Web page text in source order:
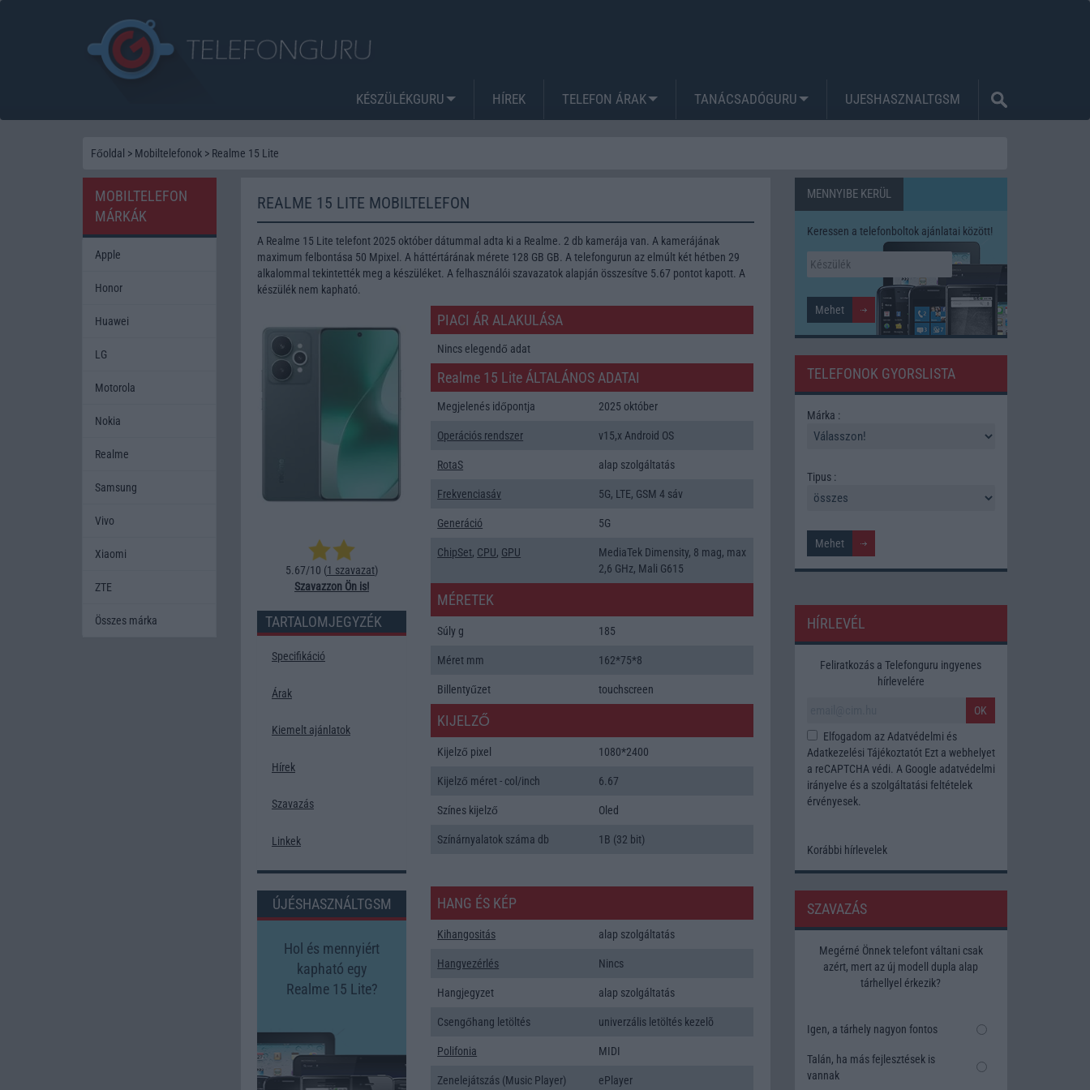
KÉSZÜLÉKGURU HÍREK TELEFON ÁRAK TANÁCSADÓGURU UJESHASZNALTGSM
Főoldal > Mobiltelefonok > Realme 15 Lite
REALME 15 LITE MOBILTELEFON
A Realme 15 Lite telefont 2025 október dátummal adta ki a Realme. 2 db kamerája van. A kamerájának
maximum felbontása 50 Mpixel. A háttértárának mérete 128 GB GB. A telefongurun az elmúlt két hétben 29
alkalommal tekintették meg a készüléket. A felhasználói szavazatok alapján összesítve 5.67 pontot kapott. A
készülék nem kapható.
5.67/10 (1 szavazat)
Szavazzon Ön is!
TARTALOMJEGYZÉK
Specifikáció
Árak
Kiemelt ajánlatok
Hírek
Szavazás
Linkek
ÚJÉSHASZNÁLTGSM
Hol és mennyiért
kapható egy
Realme 15 Lite?
PIACI ÁR ALAKULÁSA
Nincs elegendő adat
Realme 15 Lite ÁLTALÁNOS ADATAI
Megjelenés időpontja 2025 október
Operációs rendszer v15,x Android OS
RotaS alap szolgáltatás
Frekvenciasáv 5G, LTE, GSM 4 sáv
Generáció 5G
ChipSet, CPU, GPU
MediaTek Dimensity, 8 mag, max
2,6 GHz, Mali G615
MÉRETEK
Súly g 185
Méret mm 162*75*8
Billentyűzet touchscreen
KIJELZŐ
Kijelző pixel 1080*2400
Kijelző méret - col/inch 6.67
Színes kijelző Oled
Színárnyalatok száma db 1B (32 bit)
HANG ÉS KÉP
Kihangositás alap szolgáltatás
Hangvezérlés Nincs
Hangjegyzet alap szolgáltatás
Csengőhang letöltés univerzális letöltés kezelõ
Polifonia MIDI
Zenelejátszás (Music Player) ePlayer
MENNYIBE KERÜL
Keressen a telefonboltok ajánlatai között!
TELEFONOK GYORSLISTA
Márka :
Tipus :
HÍRLEVÉL
Feliratkozás a Telefonguru ingyenes
hírlevelére
OK
Elfogadom az Adatvédelmi és
Adatkezelési TájékoztatótEzt a webhelyet
a reCAPTCHA védi. A Google adatvédelmi
irányelve és a szolgáltatási feltételek
érvényesek.
Korábbi hírlevelek
SZAVAZÁS
Megérné Önnek telefont váltani csak
azért, mert az új modell dupla alap
tárhellyel érkezik?
Igen, a tárhely nagyon fontos
Talán, ha más fejlesztések is
vannak
MOBILTELEFON
MÁRKÁK
Apple
Honor
Huawei
LG
Motorola
Nokia
Realme
Samsung
Vivo
Xiaomi
ZTE
Összes márka